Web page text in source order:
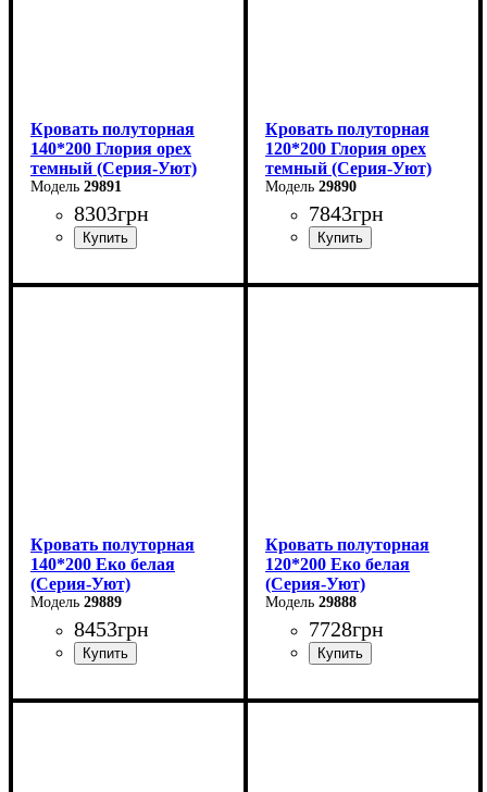
Кровать полуторная
140*200 Глория орех
темный (Серия-Уют)
29891
8303грн
Ширина: 140 см
Кровать полуторная
120*200 Глория орех
темный (Серия-Уют)
29890
7843грн
Ширина: 120 см
Кровать полуторная
140*200 Еко белая
(Серия-Уют)
29889
8453грн
Ширина: 144 см
Кровать полуторная
120*200 Еко белая
(Серия-Уют)
29888
7728грн
Ширина: 124 см